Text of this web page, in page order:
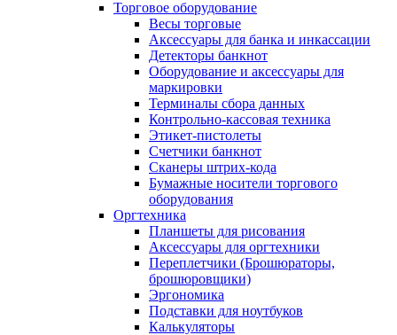
Торговое оборудование
Весы торговые
Аксессуары для банка и инкассации
Детекторы банкнот
Оборудование и аксессуары для
маркировки
Терминалы сбора данных
Контрольно-кассовая техника
Этикет-пистолеты
Счетчики банкнот
Сканеры штрих-кода
Бумажные носители торгового
оборудования
Оргтехника
Планшеты для рисования
Аксессуары для оргтехники
Переплетчики (Брошюраторы,
брошюровщики)
Эргономика
Подставки для ноутбуков
Калькуляторы